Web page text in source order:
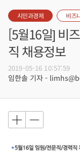
시민과경제 비즈
[5월16일] 비
직 채용정보
2019-05-16 10:57:59
임한솔 기자 -